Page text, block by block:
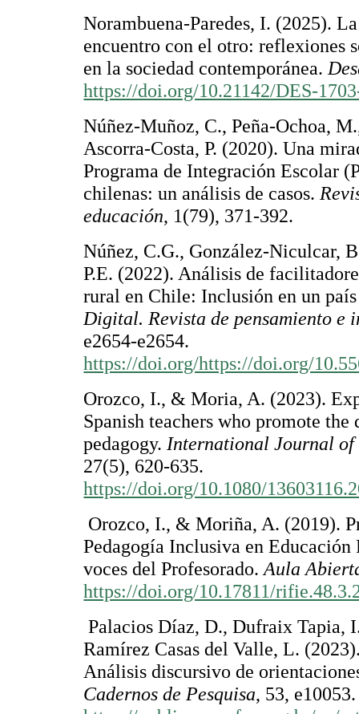
Norambuena-Paredes, I. (2025).
encuentro con el otro: reflexiones
en la sociedad contemporánea.
https://doi.org/10.21142/DES-
Núñez-Muñoz, C., Peña-Ochoa,
Ascorra-Costa, P. (2020). Una
Programa de Integración Escolar
chilenas: un análisis de casos.
educación, 1(79), 371-392.
Núñez, C.G., González-Niculcar,
P.E. (2022). Análisis de
rural en Chile: Inclusión en un
Digital. Revista de pensamiento e
e2654-e2654.
https://doi.org/https://doi.org/
Orozco, I., & Moria, A. (2023).
Spanish teachers who promote
pedagogy.International Journal
27(5), 620-635.
https://doi.org/10.1080/
Orozco, I., & Moriña, A. (2019).
Pedagogía Inclusiva en
voces del Profesorado.Aula
https://doi.org/10.17811/
Palacios Díaz, D., Dufraix Tapia,
Ramírez Casas del Valle, L.
Análisis discursivo de
Cadernos de Pesquisa, 53, e10053.